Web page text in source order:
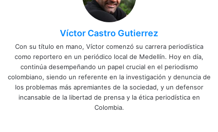
Víctor Castro Gutierrez
Con su título en mano, Víctor comenzó su carrera periodística
como reportero en un periódico local de Medellín. Hoy en día,
continúa desempeñando un papel crucial en el periodismo
colombiano, siendo un referente en la investigación y denuncia de
los problemas más apremiantes de la sociedad, y un defensor
incansable de la libertad de prensa y la ética periodística en
Colombia.